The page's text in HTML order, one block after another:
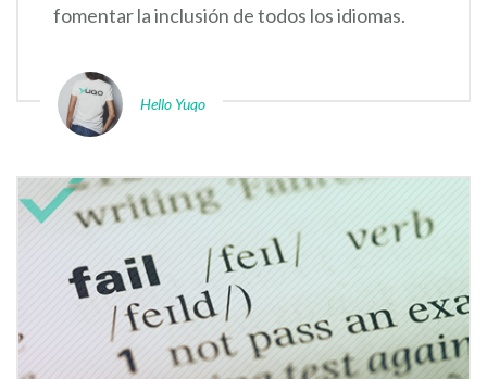
fomentar la inclusión de todos los idiomas.
Hello Yuqo